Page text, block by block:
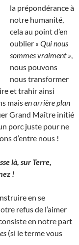
la prépondérance à
notre humanité,
cela au point d’en
oublier « Qui nous
sommes vraiment »
nous pouvons
nous transformer
et trahir ainsi
maisen arrière plan
Grand Maître initié
porc juste pour ne
d’entre nous !
là, sur Terre,
!
en se
refus de l’aimer
en notre part
(si le terme vous